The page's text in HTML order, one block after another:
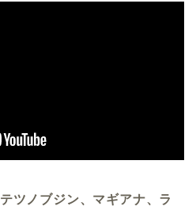
ツノブジン、マギアナ、ラ